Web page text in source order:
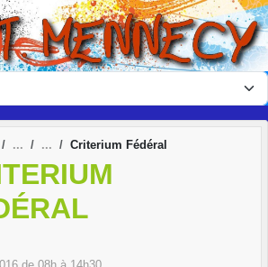
Criterium Fédéral
cookies